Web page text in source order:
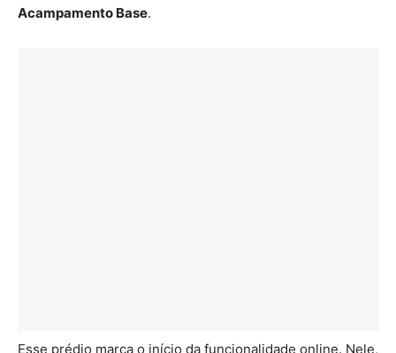
Acampamento Base.
Esse prédio marca o início da funcionalidade online. Nele,